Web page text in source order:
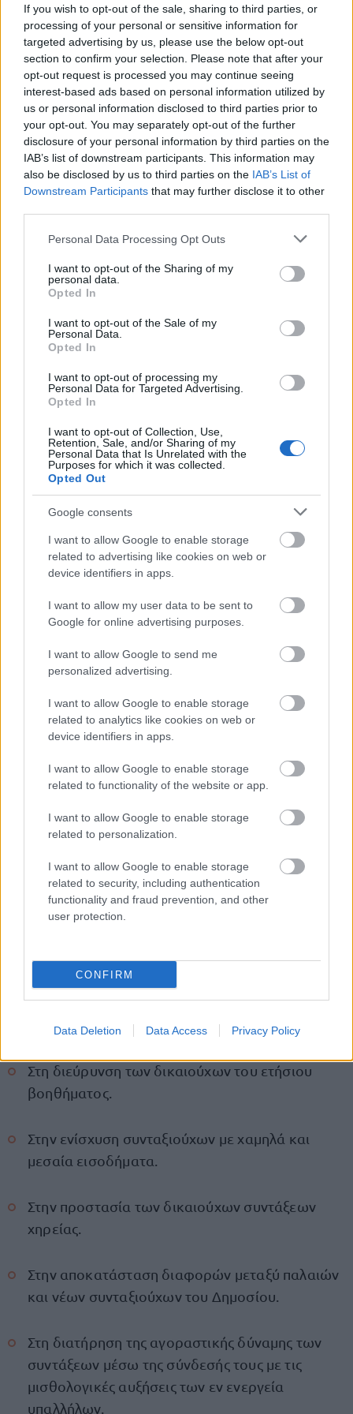
If you wish to opt-out of the sale, sharing to third parties, or
processing of your personal or sensitive information for
targeted advertising by us, please use the below opt-out
section to confirm your selection. Please note that after your
opt-out request is processed you may continue seeing
interest-based ads based on personal information utilized by
us or personal information disclosed to third parties prior to
your opt-out. You may separately opt-out of the further
disclosure of your personal information by third parties on the
IAB’s list of downstream participants. This information may
also be disclosed by us to third parties on the IAB’s List of
Downstream Participants that may further disclose it to other
Please note that this website/app uses one or more Google
not limited to your visit or usage behaviour. You may click to
grant or deny consent to Google and its third-party tags to
use your data for below specified purposes in below Google
consent section.
Personal Data Processing Opt Outs
I want to opt-out of the Sharing of my
personal data.
Opted In
I want to opt-out of the Sale of my
Personal Data.
Opted In
I want to opt-out of processing my
Personal Data for Targeted Advertising.
Opted In
I want to opt-out of Collection, Use,
Retention, Sale, and/or Sharing of my
Personal Data that Is Unrelated with the
Purposes for which it was collected.
Opted Out
Google consents
I want to allow Google to enable storage
related to advertising like cookies on web or
device identifiers in apps.
I want to allow my user data to be sent to
Google for online advertising purposes.
I want to allow Google to send me
personalized advertising.
I want to allow Google to enable storage
related to analytics like cookies on web or
device identifiers in apps.
I want to allow Google to enable storage
related to functionality of the website or app.
I want to allow Google to enable storage
related to personalization.
I want to allow Google to enable storage
related to security, including authentication
functionality and fraud prevention, and other
user protection.
CONFIRM
Data Deletion Data Access Privacy Policy
σε ειδικά συνταξιοδοτικά καθεστώτα.
Αυτό σημαίνει ότι κάθε μελλοντική αύξηση στους
μισθούς των εν ενεργεία εργαζομένων θα οδηγεί
σε αντίστοιχη αναπροσαρμογή των συντάξεων.
Ποιους αφορά η ρύθμιση
Η διάταξη καλύπτει:
Στρατιωτικούς.
Στελέχη Σωμάτων Ασφαλείας.
Δικαστικούς λειτουργούς.
Πανεπιστημιακούς.
εξακολουθούν να υπάγονται σε ειδικό
συνταξιοδοτικό καθεστώς.
Νέος τρόπος υπολογισμού επιδόματος
αναπηρίας
Από την 1η Οκτωβρίου 2025 αλλάζει και ο τρόπος
καθορισμού του επιδόματος αναπηρίας για
συγκεκριμένες κατηγορίες συνταξιούχων και
Στο ποσοστό αναπηρίας.
Στον βαθμό ή την κατηγορία του δικαιούχου.
Στον βασικό μισθό που αντιστοιχεί στον βαθμό
ή το μισθολογικό κλιμάκιο του δικαιούχου.
Οι λεπτομέρειες εφαρμογής θα καθοριστούν με
κοινή υπουργική απόφαση των υπουργείων
Τι αλλάζει για τους συνταξιούχους
Οι νέες ρυθμίσεις στοχεύουν:
Στη διεύρυνση των δικαιούχων του ετήσιου
βοηθήματος.
Στην ενίσχυση συνταξιούχων με χαμηλά και
μεσαία εισοδήματα.
Στην προστασία των δικαιούχων συντάξεων
χηρείας.
Στην αποκατάσταση διαφορών μεταξύ παλαιών
και νέων συνταξιούχων του Δημοσίου.
Στη διατήρηση της αγοραστικής δύναμης των
συντάξεων μέσω της σύνδεσής τους με τις
μισθολογικές αυξήσεις των εν ενεργεία
υπαλλήλων.